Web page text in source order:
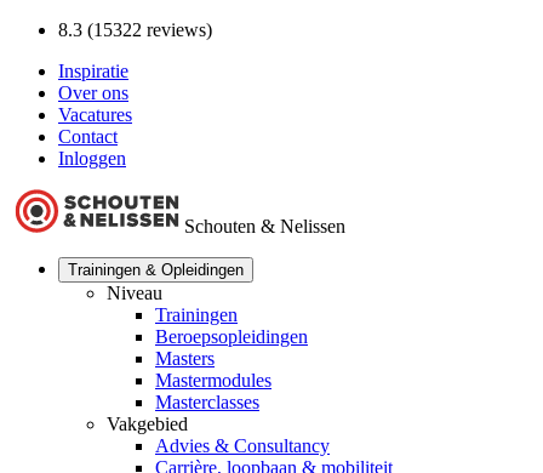
8.3 (15322 reviews)
Inspiratie
Over ons
Vacatures
Contact
Inloggen
Schouten & Nelissen
Trainingen & Opleidingen
Niveau
Trainingen
Beroepsopleidingen
Masters
Mastermodules
Masterclasses
Vakgebied
Advies & Consultancy
Carrière, loopbaan & mobiliteit